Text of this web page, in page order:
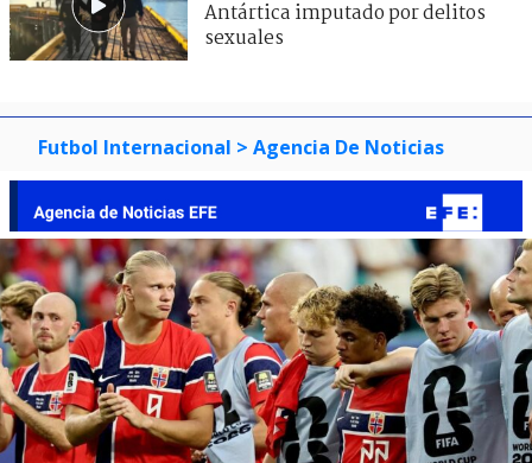
Antártica imputado por delitos
sexuales
Futbol Internacional > Agencia De Noticias